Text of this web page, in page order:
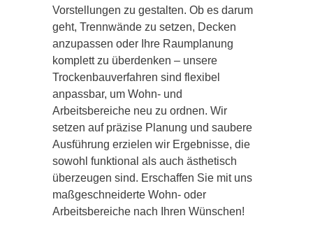
Vorstellungen zu gestalten. Ob es darum
geht, Trennwände zu setzen, Decken
anzupassen oder Ihre Raumplanung
komplett zu überdenken – unsere
Trockenbauverfahren sind flexibel
anpassbar, um Wohn- und
Arbeitsbereiche neu zu ordnen. Wir
setzen auf präzise Planung und saubere
Ausführung erzielen wir Ergebnisse, die
sowohl funktional als auch ästhetisch
überzeugen sind. Erschaffen Sie mit uns
maßgeschneiderte Wohn- oder
Arbeitsbereiche nach Ihren Wünschen!